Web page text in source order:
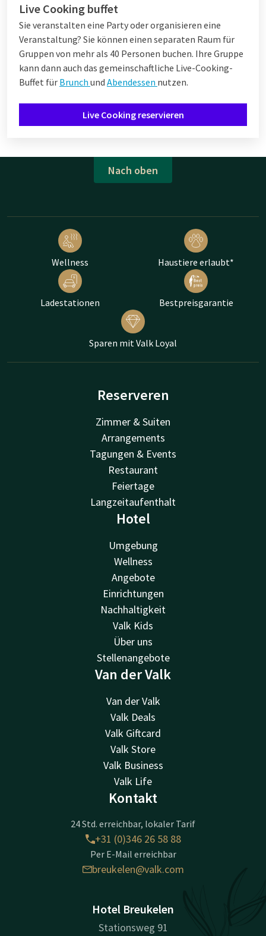
Live Cooking buffet
Sie veranstalten eine Party oder organisieren eine
Veranstaltung? Sie können einen separaten Raum für
Gruppen von mehr als 40 Personen buchen. Ihre Gruppe
kann dann auch das gemeinschaftliche Live-Cooking-
Buffet für Brunch und Abendessen nutzen.
Live Cooking reservieren
Nach oben
Wellness Haustiere erlaubt*
Ladestationen Bestpreisgarantie
Sparen mit Valk Loyal
Reserveren
Zimmer & Suiten
Arrangements
Tagungen & Events
Restaurant
Feiertage
Langzeitaufenthalt
Hotel
Umgebung
Wellness
Angebote
Einrichtungen
Nachhaltigkeit
Valk Kids
Über uns
Stellenangebote
Van der Valk
Van der Valk
Valk Deals
Valk Giftcard
Valk Store
Valk Business
Valk Life
Kontakt
24 Std. erreichbar, lokaler Tarif
+31 (0)346 26 58 88
Per E-Mail erreichbar
breukelen@valk.com
Hotel Breukelen
Stationsweg 91